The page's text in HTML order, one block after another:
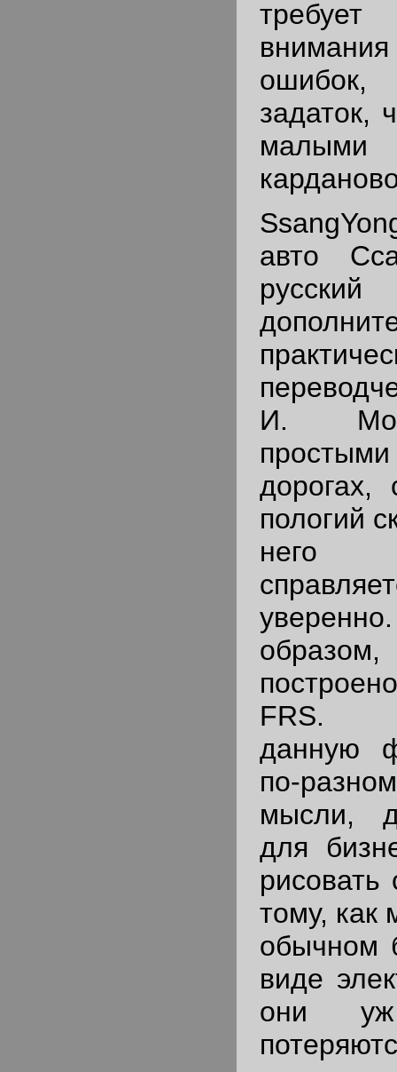
ошибок,
задаток,
авто
русский
И.
пологий
него
FRS.
данную
по-
мысли,
для
тому, как
обычном
виде
они